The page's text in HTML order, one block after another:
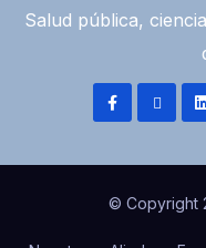
Salud pública,
© Copyright